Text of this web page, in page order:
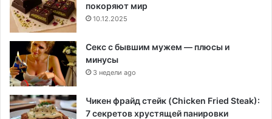
покоряют мир
10.12.2025
Секс с бывшим мужем — плюсы и
минусы
3 недели ago
Чикен фрайд стейк (Chicken Fried Steak):
7 секретов хрустящей панировки